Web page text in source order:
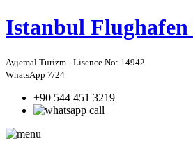
Istanbul
Ayjemal Turizm - Lisence No: 14942
WhatsApp 7/24
+90 544 451 3219